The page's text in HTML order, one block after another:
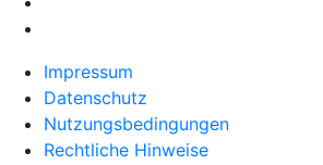
Impressum
Datenschutz
Nutzungsbedingungen
Rechtliche Hinweise